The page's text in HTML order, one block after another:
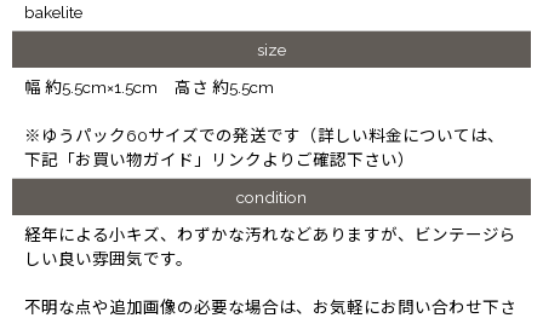
bakelite
size
幅 約5.5cm×1.5cm 高さ 約5.5cm
※ゆうパック60サイズでの発送です（詳しい料金については、
下記「お買い物ガイド」リンクよりご確認下さい）
condition
経年による小キズ、わずかな汚れなどありますが、ビンテージら
しい良い雰囲気です。
不明な点や追加画像の必要な場合は、お気軽にお問い合わせ下さ